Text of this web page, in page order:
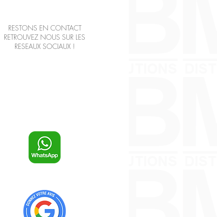
RESTONS EN CONTACT
RETROUVEZ NOUS SUR LES
RESEAUX SOCIAUX !